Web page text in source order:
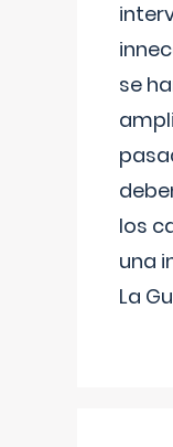
se
los
una
La